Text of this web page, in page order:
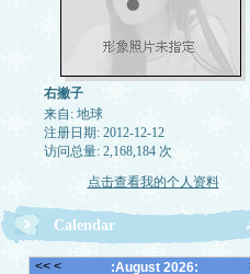
右撇子
来自: 地球
注册日期: 2012-12-12
访问总量: 2,168,184 次
点击查看我的个人资料
Calendar